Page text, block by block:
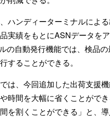
ハンディーターミナルによ
実績をもとにASNデータを
の自動発行機能では、検品
することができる。
は、今回追加した出荷支援
時間を大幅に省くことがで
を割くことができる」と、導